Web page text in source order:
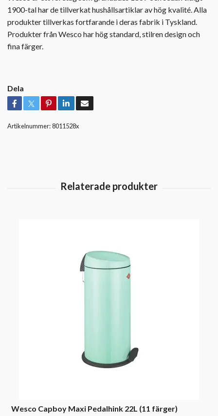
1900-tal har de tillverkat hushållsartiklar av hög kvalité. Alla
produkter tillverkas fortfarande i deras fabrik i Tyskland.
Produkter från Wesco har hög standard, stilren design och
fina färger.
Dela
Artikelnummer:8011528x
Wesco Capboy Maxi Pedalhink 22L (11 färger)